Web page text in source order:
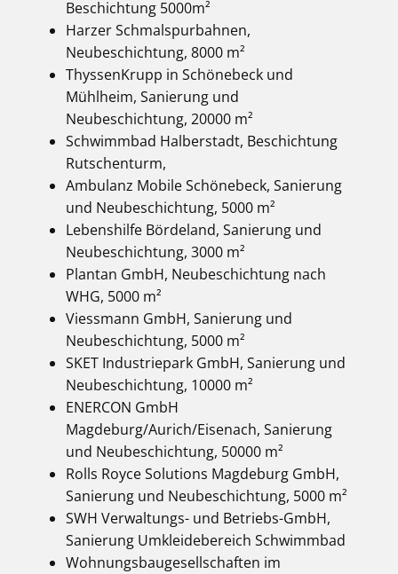
Beschichtung 5000m²
Harzer Schmalspurbahnen,
Neubeschichtung, 8000 m²
ThyssenKrupp in Schönebeck und
Mühlheim, Sanierung und
Neubeschichtung, 20000 m²
Schwimmbad Halberstadt, Beschichtung
Rutschenturm,
Ambulanz Mobile Schönebeck, Sanierung
und Neubeschichtung, 5000 m²
Lebenshilfe Bördeland, Sanierung und
Neubeschichtung, 3000 m²
Plantan GmbH, Neubeschichtung nach
WHG, 5000 m²
Viessmann GmbH, Sanierung und
Neubeschichtung, 5000 m²
SKET Industriepark GmbH, Sanierung und
Neubeschichtung, 10000 m²
ENERCON GmbH
Magdeburg/Aurich/Eisenach, Sanierung
und Neubeschichtung, 50000 m²
Rolls Royce Solutions Magdeburg GmbH,
Sanierung und Neubeschichtung, 5000 m²
SWH Verwaltungs- und Betriebs-GmbH,
Sanierung Umkleidebereich Schwimmbad
Wohnungsbaugesellschaften im